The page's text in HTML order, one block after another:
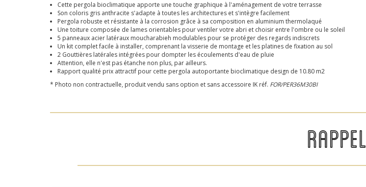
Cette pergola bioclimatique apporte une touche graphique à l'aménagement de votre terrasse
Son coloris gris anthracite s'adapte à toutes les architectures et s'intègre facilement
Pergola robuste et résistante à la corrosion grâce à sa composition en aluminium thermolaqué
Une toiture composée de lames orientables pour ventiler votre abri et choisir entre l'ombre ou le soleil
5 panneaux acier latéraux moucharabieh modulables pour se protéger des regards indiscrets
Un kit complet facile à installer, comprenant la visserie de montage et les platines de fixation au sol
2 Gouttières latérales intégrées pour dompter les écoulements d'eau de pluie
Attention, elle n'est pas étanche non plus, par ailleurs.
Rapport qualité prix attractif pour cette pergola autoportante bioclimatique design de 10.80 m2
* Photo non contractuelle, produit vendu sans option et sans accessoire IK réf. FOR/PER36M30BI
RAPPEL